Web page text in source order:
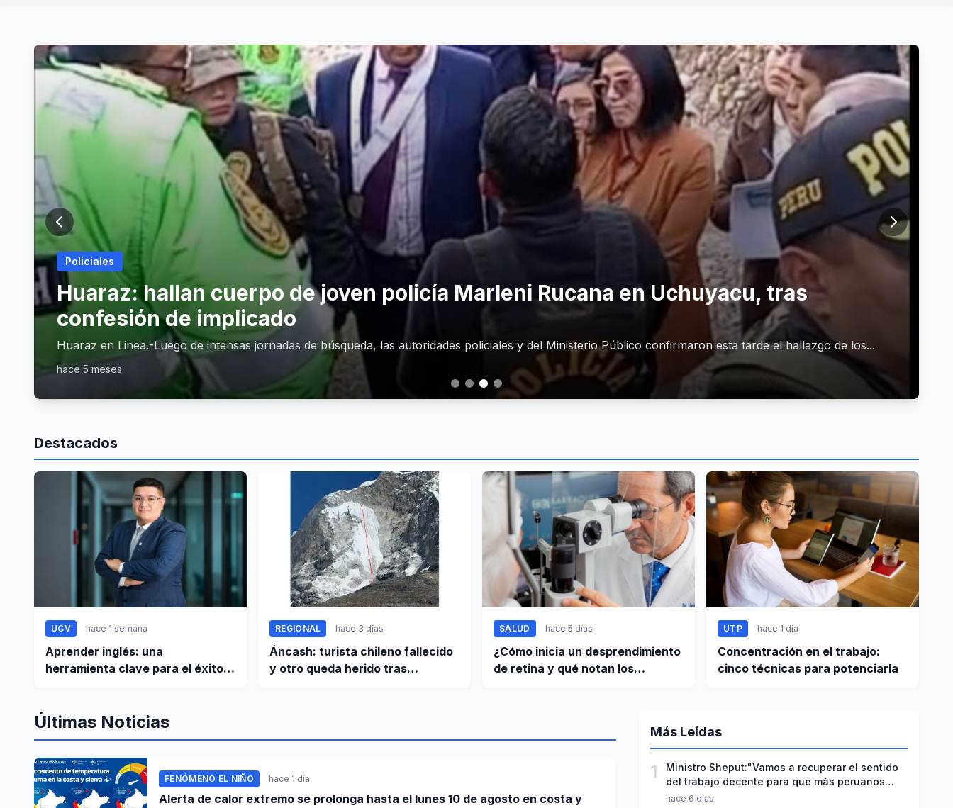
Policiales
Huaraz: hallan cuerpo de joven policía Marleni Rucana en Uchuyacu, tras
confesión de implicado
Huaraz en Linea.-Luego de intensas jornadas de búsqueda, las autoridades policiales y del Ministerio Público confirmaron esta tarde el hallazgo de los...
hace 5 meses
Destacados
UCV hace 1 semana
Aprender inglés: una
herramienta clave para el éxito
REGIONAL hace 3 días
Áncash: turista chileno fallecido
y otro queda herido tras
SALUD hace 5 días
¿Cómo inicia un desprendimiento
de retina y qué notan los
UTP hace 1 día
Concentración en el trabajo:
cinco técnicas para potenciarla
Últimas Noticias
FENÓMENO EL NIÑO hace 1 día
Alerta de calor extremo se prolonga hasta el lunes 10 de agosto en costa y
Más Leídas
1
Ministro Sheput:"Vamos a recuperar el sentido
del trabajo decente para que más peruanos
accedan a sus beneficios laborales"
hace 6 días